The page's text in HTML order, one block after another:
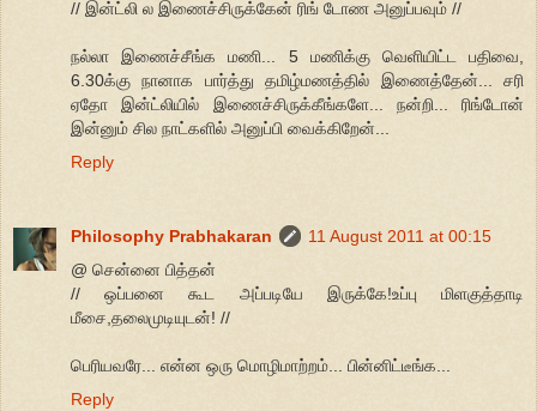
// இன்ட்லி ல இணைச்சிருக்கேன் ரிங் டோண அனுப்பவும் //
நல்லா இணைச்சீங்க மணி... 5 மணிக்கு வெளியிட்ட பதிவை,
6.30க்கு நானாக பார்த்து தமிழ்மணத்தில் இணைத்தேன்... சரி
ஏதோ இன்ட்லியில் இணைச்சிருக்கீங்களே... நன்றி... ரிங்டோன்
இன்னும் சில நாட்களில் அனுப்பி வைக்கிறேன்...
Reply
Philosophy Prabhakaran
11 August 2011 at 00:15
@ சென்னை பித்தன்
// ஒப்பனை கூட அப்படியே இருக்கே!உப்பு மிளகுத்தாடி
மீசை,தலைமுடியுடன்! //
பெரியவரே... என்ன ஒரு மொழிமாற்றம்... பின்னிட்டீங்க...
Reply